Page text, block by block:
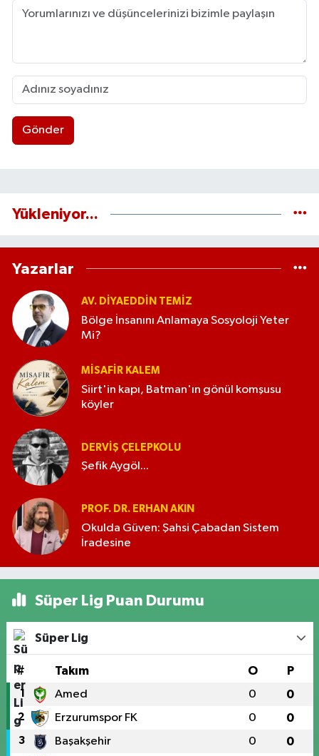
Gönder
Yükleniyor...
Yazarlar
AV. DIYAEDDIN TEMIZ
Bölge İnsanını Anlamaya Sosyoloji Yeter
Mi?
MISAFIR KALEM
Siirt'in kapı, Batman'ın gönül komşusu
köyler
DERVIŞ ÇELEPKOLU
Şefik Aygöl...
PROF. DR. ERHAN AKIN
Okulda Güven: Şahsi Çabadan Sistem
İradesine
Süper Lig Puan Durumu
Süper Lig
# Takım O P
1 Amed 0 0
2 Erzurumspor FK 0 0
3 Başakşehir 0 0